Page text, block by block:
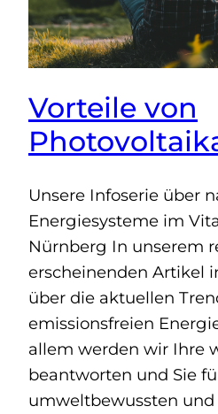
Vorteile von
Unsere Infoserie über
Energiesysteme im
Nürnberg In unserem
erscheinenden Artikel
über die aktuellen
emissionsfreien
allem werden wir Ihre
beantworten und Sie
umweltbewussten